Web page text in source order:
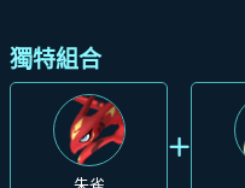
獨特組合
+